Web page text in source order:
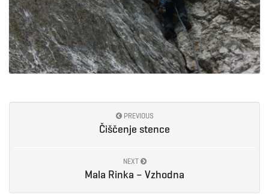
PREVIOUS
Čiščenje stence
NEXT
Mala Rinka – Vzhodna